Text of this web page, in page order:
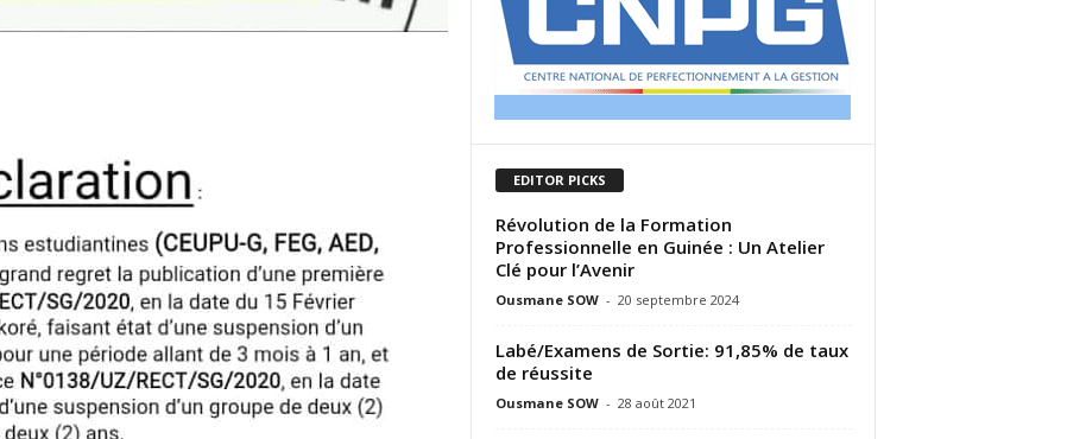
EDITOR PICKS
Révolution de la Formation
Professionnelle en Guinée : Un Atelier
Clé pour l’Avenir
Ousmane SOW - 20 septembre 2024
Labé/Examens de Sortie: 91,85% de taux
de réussite
Ousmane SOW - 28 août 2021